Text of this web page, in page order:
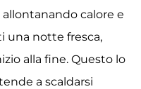
calore e
una notte fresca,
alla fine. Questo lo
a scaldarsi